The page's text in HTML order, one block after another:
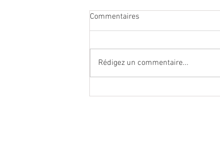
Commentaires
Rédigez un commentaire...